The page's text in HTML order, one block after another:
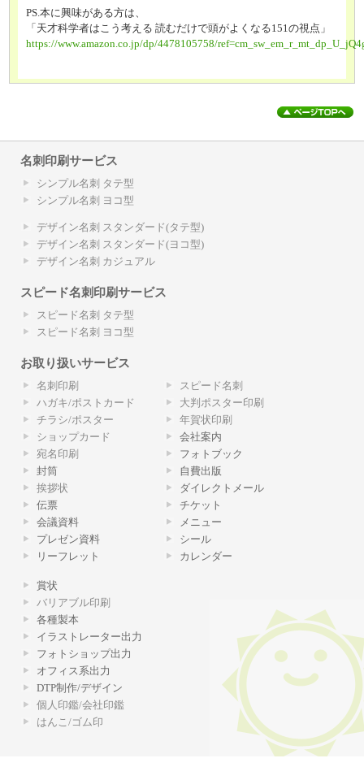
PS.本に興味がある方は、
「天才科学者はこう考える 読むだけで頭がよくなる151の視点」
https://www.amazon.co.jp/dp/4478105758/
名刺印刷サービス
シンプル名刺 タテ型
シンプル名刺 ヨコ型
デザイン名刺 スタンダード(タテ型)
デザイン名刺 スタンダード(ヨコ型)
デザイン名刺 カジュアル
スピード名刺印刷サービス
スピード名刺 タテ型
スピード名刺 ヨコ型
お取り扱いサービス
名刺印刷
ハガキ/ポストカード
チラシ/ポスター
ショップカード
宛名印刷
封筒
挨拶状
伝票
会議資料
プレゼン資料
リーフレット
スピード名刺
大判ポスター印刷
年賀状印刷
会社案内
フォトブック
自費出版
ダイレクトメール
チケット
メニュー
シール
カレンダー
賞状
バリアブル印刷
各種製本
イラストレーター出力
フォトショップ出力
オフィス系出力
DTP制作/デザイン
個人印鑑/会社印鑑
はんこ/ゴム印